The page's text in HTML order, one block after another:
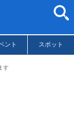
ント スポット
す